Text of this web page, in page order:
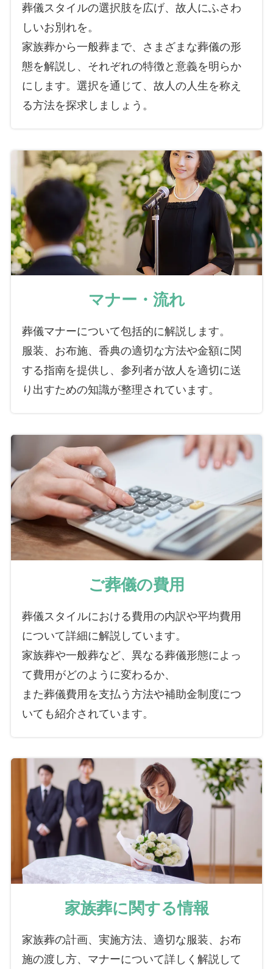
葬儀スタイルの選択肢を広げ、故人にふさわ
しいお別れを。
家族葬から一般葬まで、さまざまな葬儀の形
態を解説し、それぞれの特徴と意義を明らか
にします。選択を通じて、故人の人生を称え
る方法を探求しましょう。
マナー・流れ
葬儀マナーについて包括的に解説します。
服装、お布施、香典の適切な方法や金額に関
する指南を提供し、参列者が故人を適切に送
り出すための知識が整理されています。
ご葬儀の費用
葬儀スタイルにおける費用の内訳や平均費用
について詳細に解説しています。
家族葬や一般葬など、異なる葬儀形態によっ
て費用がどのように変わるか、
また葬儀費用を支払う方法や補助金制度につ
いても紹介されています。
家族葬に関する情報
家族葬の計画、実施方法、適切な服装、お布
施の渡し方、マナーについて詳しく解説して